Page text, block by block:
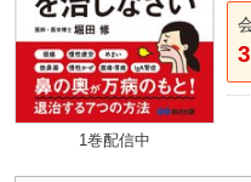
1巻配信中